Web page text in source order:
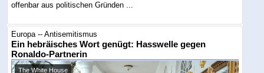
offenbar aus politischen Gründen ...
Europa -- Antisemitismus
Ein hebräisches Wort genügt: Hasswelle gegen
Ronaldo-Partnerin
The White House